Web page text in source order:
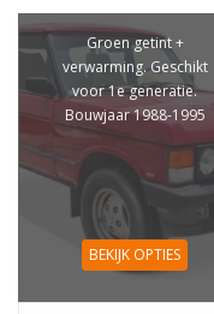
Groen getint +
verwarming. Geschikt
voor 1e generatie.
Bouwjaar 1988-1995
BEKIJK OPTIES